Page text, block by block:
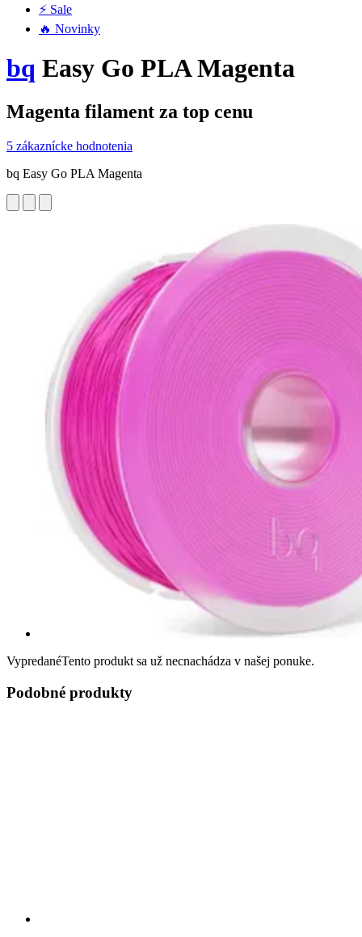
⚡ Sale
🔥 Novinky
bq Easy Go PLA Magenta
Magenta filament za top cenu
5 zákaznícke hodnotenia
bq Easy Go PLA Magenta
VypredanéTento produkt sa už necnachádza v našej ponuke.
Podobné produkty